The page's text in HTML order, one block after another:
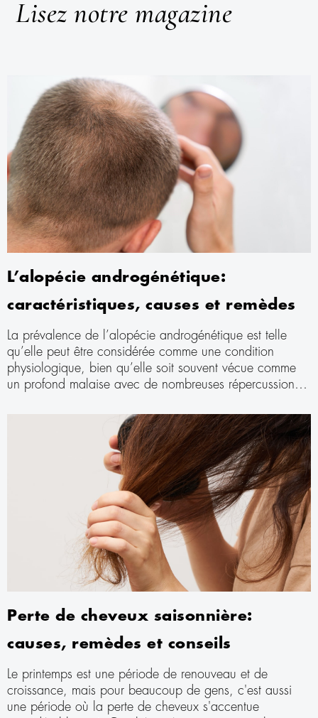
Lisez notre magazine
L’alopécie androgénétique:
caractéristiques, causes et remèdes
La prévalence de l’alopécie androgénétique est telle
qu’elle peut être considérée comme une condition
physiologique, bien qu’elle soit souvent vécue comme
un profond malaise avec de nombreuses répercussions
les jeunes hommes. Découvrons-en davantage.
Perte de cheveux saisonnière:
causes, remèdes et conseils
Le printemps est une période de renouveau et de
croissance, mais pour beaucoup de gens, c'est aussi
une période où la perte de cheveux s'accentue